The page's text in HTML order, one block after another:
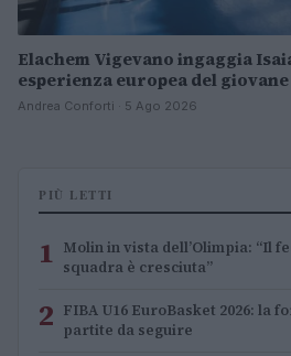
Elachem Vigevano ingaggia
esperienza europea del
Andrea Conforti · 5 Ago 2026
PIÙ LETTI
1 Molin in vista dell’Olimpia: “Il
squadra è cresciuta”
2 FIBA U16 EuroBasket 2026: la
partite da seguire